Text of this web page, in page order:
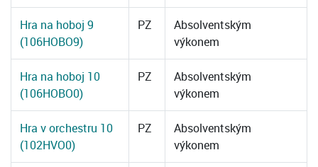
Hra na hoboj 9
(106HOBO9)
PZ
Absolventským
výkonem
Hra na hoboj 10
(106HOBO0)
PZ
Absolventským
výkonem
Hra v orchestru 10
(102HVO0)
PZ
Absolventským
výkonem